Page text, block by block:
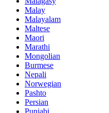
Malay
Malayalam
Maltese
Maori
Marathi
Mongolian
Burmese
Nepali
Norwegian
Pashto
Persian
Punjabi